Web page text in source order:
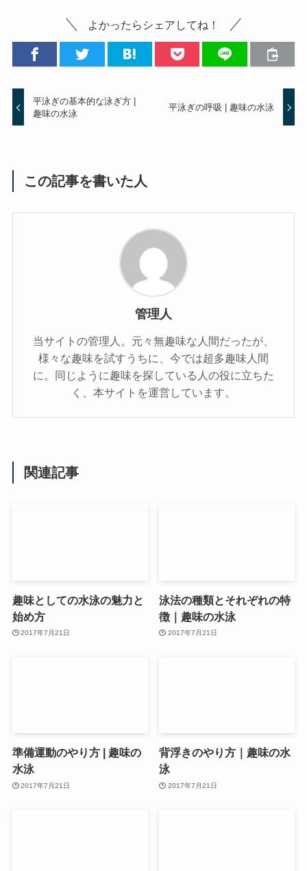
よかったらシェアしてね！
平泳ぎの基本的な泳ぎ方 |
趣味の水泳
平泳ぎの呼吸 | 趣味の水泳
この記事を書いた人
管理人
当サイトの管理人。元々無趣味な人間だったが、
様々な趣味を試すうちに、今では超多趣味人間
に。同じように趣味を探している人の役に立ちた
く、本サイトを運営しています。
関連記事
趣味としての水泳の魅力と
始め方
2017年7月21日
泳法の種類とそれぞれの特
徴｜趣味の水泳
2017年7月21日
準備運動のやり方 | 趣味の
水泳
2017年7月21日
背浮きのやり方｜趣味の水
泳
2017年7月21日